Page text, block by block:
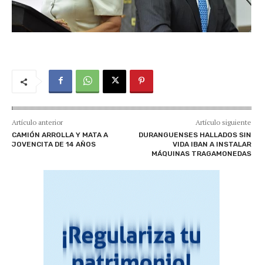
Artículo anterior
CAMIÓN ARROLLA Y MATA A
JOVENCITA DE 14 AÑOS
Artículo siguiente
DURANGUENSES HALLADOS SIN
VIDA IBAN A INSTALAR
MÁQUINAS TRAGAMONEDAS